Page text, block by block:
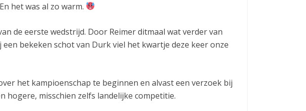
het was al zo warm.
de eerste wedstrijd. Door Reimer ditmaal wat verder van
bekeken schot van Durk viel het kwartje deze keer onze
het kampioenschap te beginnen en alvast een verzoek bij
hogere, misschien zelfs landelijke competitie.